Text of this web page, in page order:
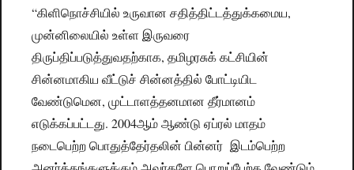
“கிளிநொச்சியில் உருவான சதித்திட்டத்துக்கமைய,
முன்னிலையில் உள்ள இருவரை
திருப்திப்படுத்துவதற்காக, தமிழரசுக் கட்சியின்
சின்னமாகிய வீட்டுச் சின்னத்தில் போட்டியிட
வேண்டுமென, முட்டாளத்தனமான தீர்மானம்
எடுக்கப்பட்டது. 2004ஆம் ஆண்டு ஏப்ரல் மாதம்
நடைபெற்ற பொதுத்தேர்தலின் பின்னர் இடம்பெற்ற